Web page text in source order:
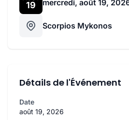
19 mercredi, août 19,
Scorpios Mykonos
Détails de l'Événement
Date
août 19, 2026